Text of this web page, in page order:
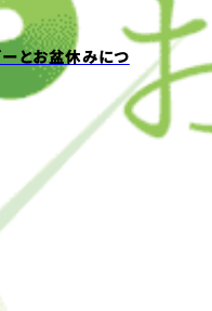
とお盆休みにつ